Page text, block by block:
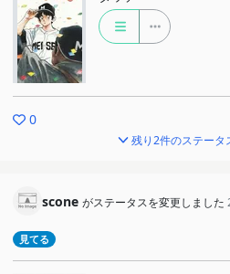
0
残り2件のステータ
scone がステータスを変更しました
見てる